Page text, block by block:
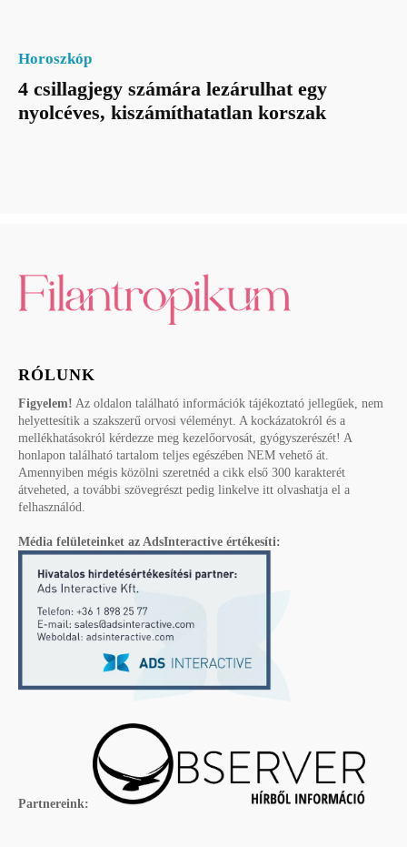
Horoszkóp
4 csillagjegy számára lezárulhat egy
nyolcéves, kiszámíthatatlan korszak
RÓLUNK
Figyelem! Az oldalon található információk tájékoztató jellegűek, nem
helyettesítik a szakszerű orvosi véleményt. A kockázatokról és a
mellékhatásokról kérdezze meg kezelőorvosát, gyógyszerészét! A
honlapon található tartalom teljes egészében NEM vehető át.
Amennyiben mégis közölni szeretnéd a cikk első 300 karakterét
átveheted, a további szövegrészt pedig linkelve itt olvashatja el a
felhasználód.
Média felületeinket az AdsInteractive értékesíti:
Partnereink: